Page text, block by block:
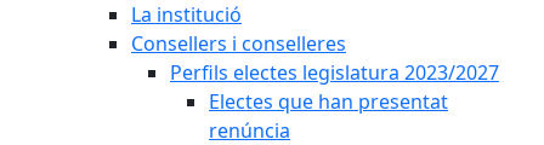
La institució
Consellers i conselleres
Perfils electes legislatura 2023/2027
Electes que han presentat
renúncia